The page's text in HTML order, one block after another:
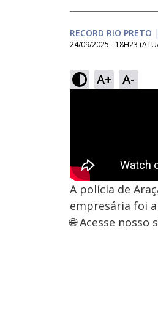
RECORD RIO PRETO |
24/09/2025 - 18H23
A+ A-
A polícia de
empresária foi
🌐 Acesse nosso